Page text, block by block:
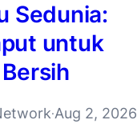
Sedunia:
untuk
·Aug 2, 2026